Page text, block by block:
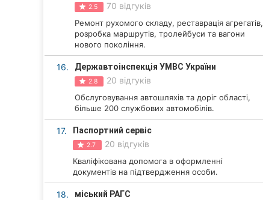
2.5 70 відгуків
Ремонт рухомого складу, реставрація агрегатів,
розробка маршрутів, тролейбуси та вагони
нового покоління.
16. Державтоінспекція УМВС України
2.8 20 відгуків
Обслуговування автошляхів та доріг області,
більше 200 службових автомобілів.
17. Паспортний сервіс
2.7 20 відгуків
Кваліфікована допомога в оформленні
документів на підтвердження особи.
18. міський РАГС